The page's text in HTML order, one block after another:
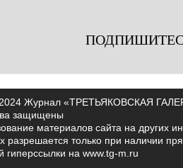
Журнал «ТРЕТЬЯКОВСКАЯ
защищены
материалов сайта на других
разрешается только при наличии
гиперссылки на www.tg-m.ru